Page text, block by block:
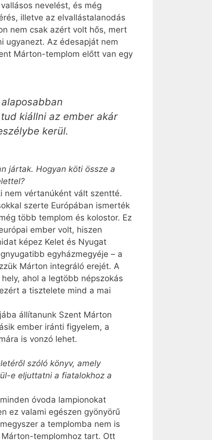
nevelést, és még
illetve az elvallástalanodás
nem csak azért volt hős, mert
ugyanezt. Az édesapját nem
Márton-templom előtt van egy
kiállni az ember akár
kerül.
jártak. Hogyan köti össze a
nem vértanúként vált szentté.
szerte Európában ismerték
több templom és kolostor. Ez
ember volt, hiszen
képez Kelet és Nyugat
egyházmegyéje – a
Márton integráló erejét. A
ahol a legtöbb népszokás
a tisztelete mind a mai
állítanunk Szent Márton
ember iránti figyelem, a
is vonzó lehet.
szóló könyv, amely
e eljuttatni a fiatalokhoz a
óvoda lampionokat
ez valami egészen gyönyörű
a templomba nem is
templomhoz tart. Ott